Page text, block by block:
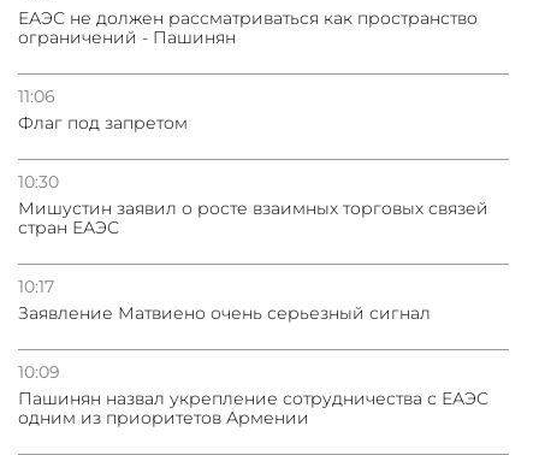
ЕАЭС не должен рассматриваться как пространство
ограничений - Пашинян
11:06
Флаг под запретом
10:30
Мишустин заявил о росте взаимных торговых связей
стран ЕАЭС
10:17
Заявление Матвиено очень серьезный сигнал
10:09
Пашинян назвал укрепление сотрудничества с ЕАЭС
одним из приоритетов Армении